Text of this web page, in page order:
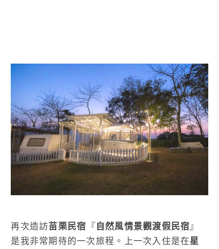
再次造訪苗栗民宿 『自然風情景觀渡假民宿 』
是我非常期待的一次旅程。上一次入住是在星